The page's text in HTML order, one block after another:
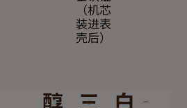
（机芯
装进表
壳后）
醇 三 白